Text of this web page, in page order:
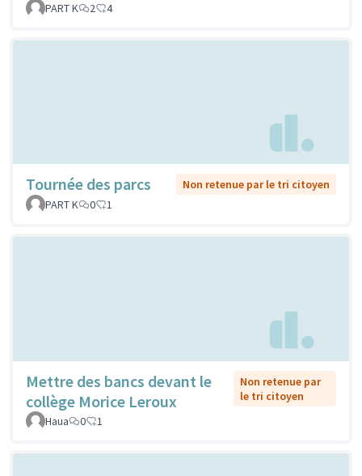
PART K
2 4
Tournée des parcs
Non retenue par le tri citoyen
PART K
0 1
Mettre des bancs devant le
collège Morice Leroux
Non retenue par
le tri citoyen
Haua
0 1